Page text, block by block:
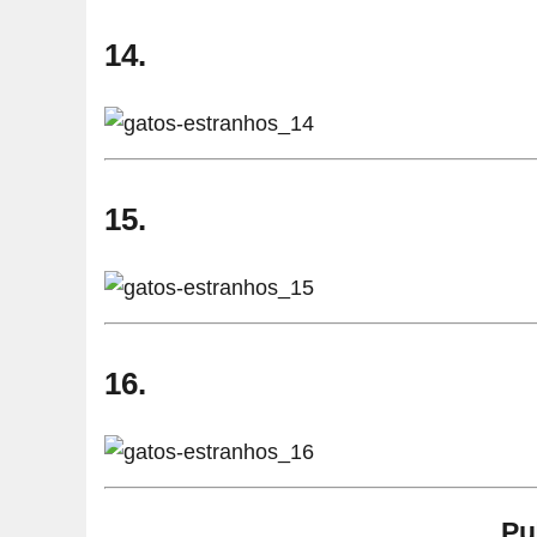
14.
15.
16.